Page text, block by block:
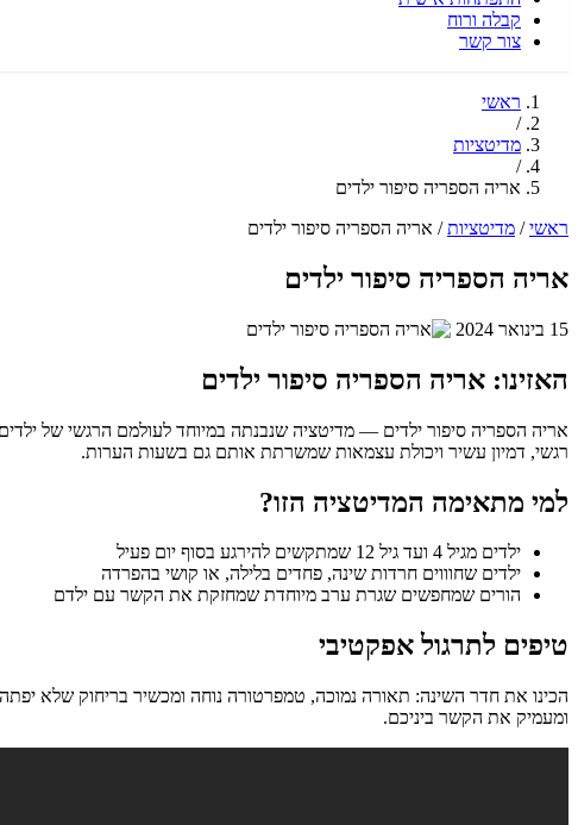
קבלה ורוח
צור קשר
ראשי
/
מדיטציות
/
אריה הספריה סיפור ילדים
ראשי / מדיטציות / אריה הספריה סיפור ילדים
אריה הספריה סיפור ילדים
15 בינואר 2024
האזינו: אריה הספריה סיפור ילדים
אריה הספריה סיפור ילדים — מדיטציה שנבנתה במיוחד לעולמם הרגשי של
רגשי, דמיון עשיר ויכולת עצמאות שמשרתת אותם גם בשעות הערות.
למי מתאימה המדיטציה הזו?
ילדים מגיל 4 ועד גיל 12 שמתקשים להירגע בסוף יום פעיל
ילדים שחוווים חרדות שינה, פחדים בלילה, או קושי בהפרדה
הורים שמחפשים שגרת ערב מיוחדת שמחזקת את הקשר עם ילדם
טיפים לתרגול אפקטיבי
הכינו את חדר השינה: תאורה נמוכה, טמפרטורה נוחה ומכשיר בריחוק שלא
ומעמיק את הקשר ביניכם.